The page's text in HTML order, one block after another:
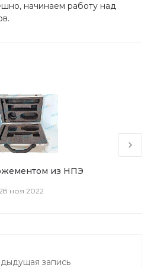
начинаем работу над
из НПЭ
ноя 2022
запись